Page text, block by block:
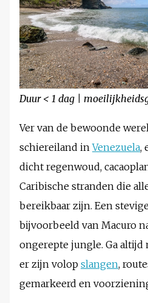
Duur < 1 dag |
Ver van de bewoonde
schiereiland inVenezuela,
dicht regenwoud,
Caribische stranden die
bereikbaar zijn. Een
bijvoorbeeld van Macuro
ongerepte jungle. Ga altijd
er zijn volop slangen,
gemarkeerd en